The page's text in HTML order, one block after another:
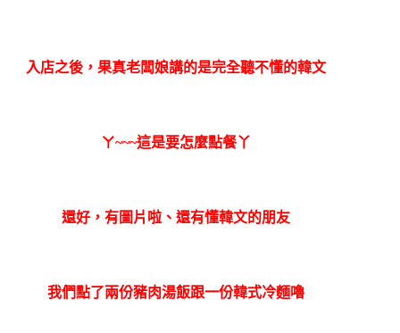
入店之後，果真老闆娘講的是完全聽不懂的韓文
ㄚ~~~這是要怎麼點餐丫
還好，有圖片啦、還有懂韓文的朋友
我們點了兩份豬肉湯飯跟一份韓式冷麵嚕